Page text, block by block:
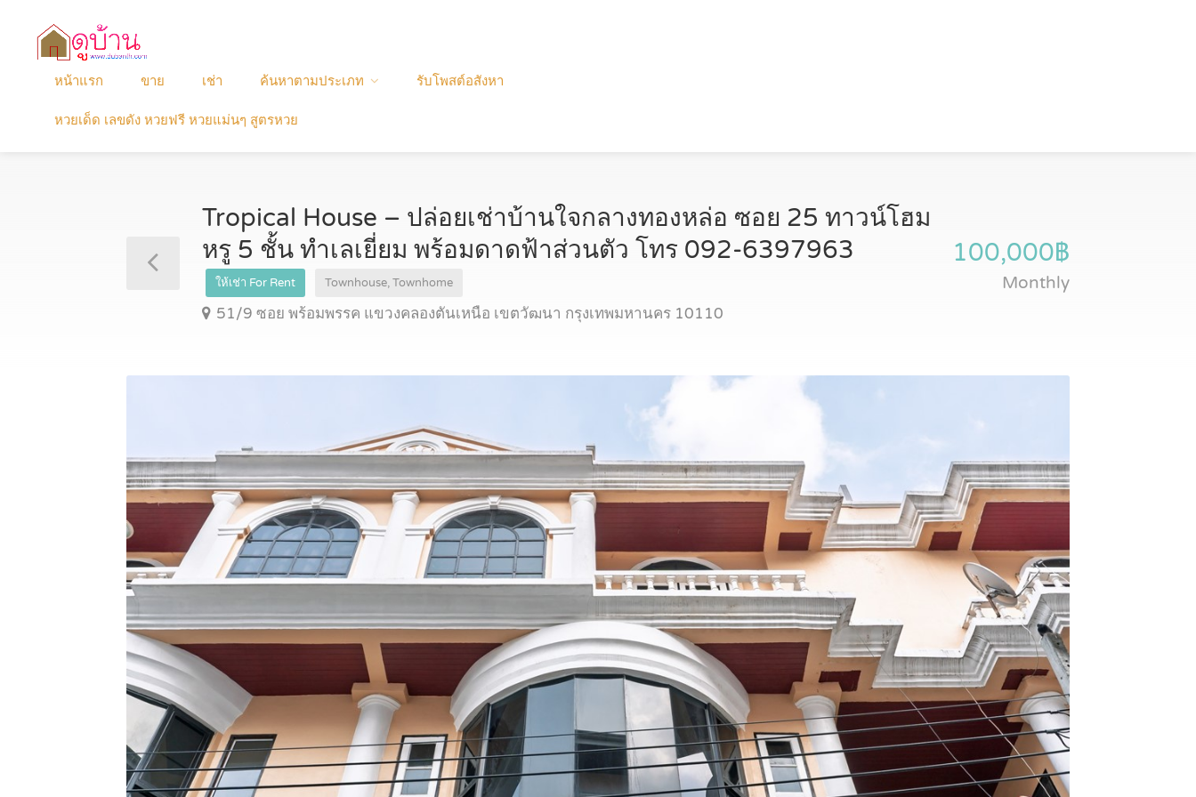
หน้าแรก ขาย เช่า ค้นหาตามประเภท รับโพสต์อสังหา
หวยเด็ด เลขดัง หวยฟรี หวยแม่นๆ สูตรหวย
Tropical House – ปล่อยเช่าบ้านใจกลางทองหล่อ ซอย 25 ทาวน์โฮม
หรู 5 ชั้น ทำเลเยี่ยม พร้อมดาดฟ้าส่วนตัว โทร 092-6397963
ให้เช่า For Rent Townhouse, Townhome
51/9 ซอย พร้อมพรรค แขวงคลองตันเหนือ เขตวัฒนา กรุงเทพมหานคร 10110
100,000฿
Monthly